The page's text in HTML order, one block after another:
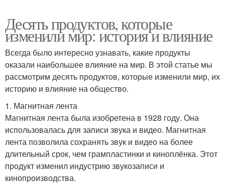
Десять продуктов, которые
изменили мир: история и влияние
Всегда было интересно узнавать, какие продукты
оказали наибольшее влияние на мир. В этой статье мы
рассмотрим десять продуктов, которые изменили мир, их
историю и влияние на общество.
1. Магнитная лента
Магнитная лента была изобретена в 1928 году. Она
использовалась для записи звука и видео. Магнитная
лента позволила сохранять звук и видео на более
длительный срок, чем грампластинки и киноплёнка. Этот
продукт изменил индустрию звукозаписи и
кинопроизводства.